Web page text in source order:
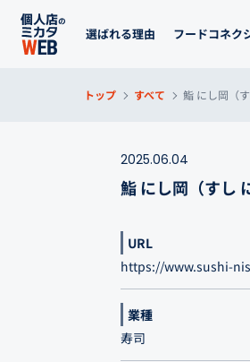
選ばれる理由 フードコネク
トップ すべて 鮨 にし岡（
2025.06.04
鮨 にし岡（すし
URL
https://www.sushi-
業種
寿司